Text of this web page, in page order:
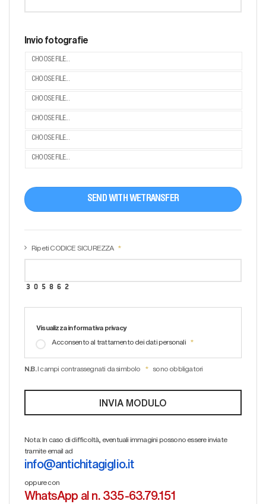
Invio fotografie
CHOOSE FILE...
CHOOSE FILE...
CHOOSE FILE...
CHOOSE FILE...
CHOOSE FILE...
CHOOSE FILE...
SEND WITH WETRANSFER
Ripeti CODICE SICUREZZA
Visualizza informativa privacy
Acconsento al trattamento dei dati personali
N.B. I campi contrassegnati da simbolo sono obbligatori
Nota: In caso di difficoltà, eventuali immagini possono essere inviate
tramite email ad
info@antichitagiglio.it
oppure con
WhatsApp al n. 335-63.79.151